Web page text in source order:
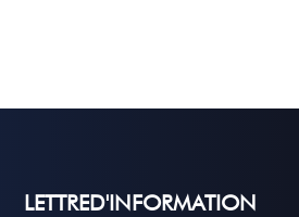
LETTRED'INFORMATION